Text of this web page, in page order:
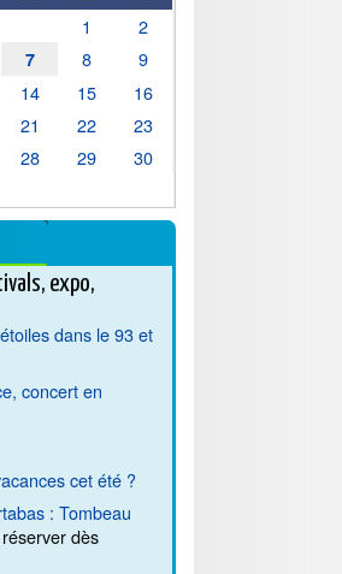
1
2
7 8
9
14 15
16
21 22
23
28 29
30
expo,
dans le 93 et
concert en
cet été ?
: Tombeau
dès